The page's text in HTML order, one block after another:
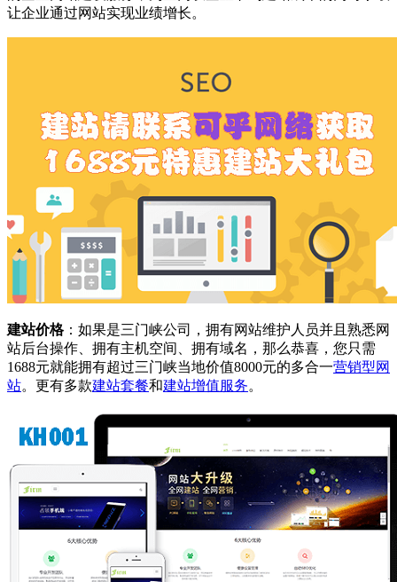
让企业通过网站实现业绩增长。
建站价格：如果是三门峡公司，拥有网站维护人员并且熟悉网
站后台操作、拥有主机空间、拥有域名，那么恭喜，您只需
1688元就能拥有超过三门峡当地价值8000元的多合一营销型网
站。更有多款建站套餐和建站增值服务。